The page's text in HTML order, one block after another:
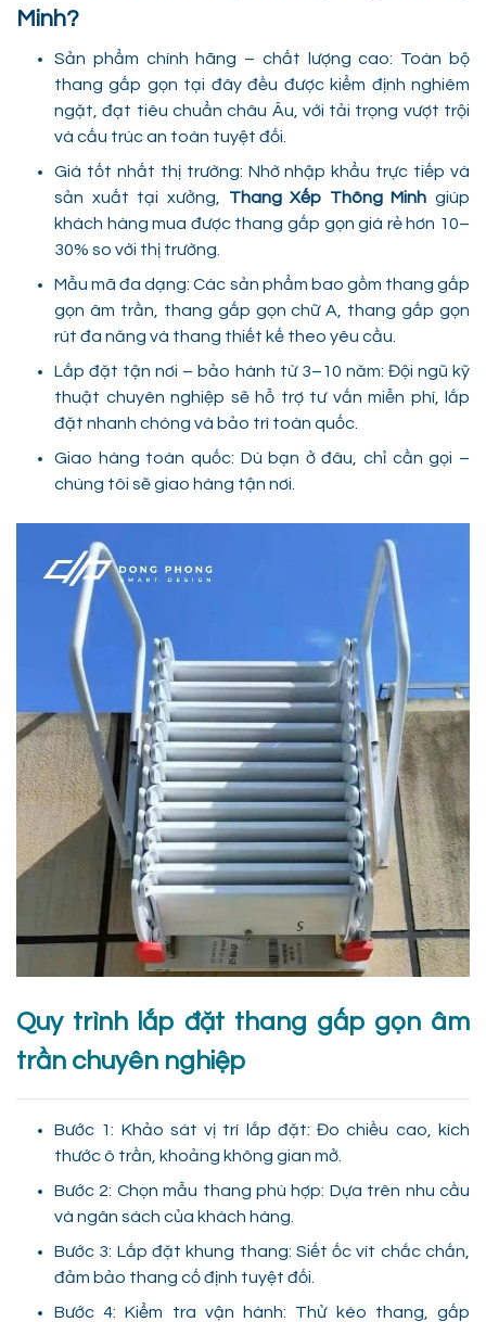
Minh?
Sản phẩm chính hãng – chất lượng cao: Toàn bộ
thang gấp gọn tại đây đều được kiểm định nghiêm
ngặt, đạt tiêu chuẩn châu Âu, với tải trọng vượt trội
và cấu trúc an toàn tuyệt đối.
Giá tốt nhất thị trường: Nhờ nhập khẩu trực tiếp và
sản xuất tại xưởng, Thang Xếp Thông Minh giúp
khách hàng mua được thang gấp gọn giá rẻ hơn 10–
30% so với thị trường.
Mẫu mã đa dạng: Các sản phẩm bao gồm thang gấp
gọn âm trần, thang gấp gọn chữ A, thang gấp gọn
rút đa năng và thang thiết kế theo yêu cầu.
Lắp đặt tận nơi – bảo hành từ 3–10 năm: Đội ngũ kỹ
thuật chuyên nghiệp sẽ hỗ trợ tư vấn miễn phí, lắp
đặt nhanh chóng và bảo trì toàn quốc.
Giao hàng toàn quốc: Dù bạn ở đâu, chỉ cần gọi –
chúng tôi sẽ giao hàng tận nơi.
Quy trình lắp đặt thang gấp gọn âm
trần chuyên nghiệp
Bước 1: Khảo sát vị trí lắp đặt: Đo chiều cao, kích
thước ô trần, khoảng không gian mở.
Bước 2: Chọn mẫu thang phù hợp: Dựa trên nhu cầu
và ngân sách của khách hàng.
Bước 3: Lắp đặt khung thang: Siết ốc vít chắc chắn,
đảm bảo thang cố định tuyệt đối.
Bước 4: Kiểm tra vận hành: Thử kéo thang, gấp